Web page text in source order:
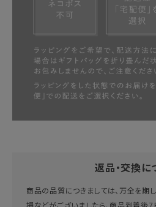
返品・交換に
商品の品質につきましては、万全を期
損などがございましたら、商品到着後7